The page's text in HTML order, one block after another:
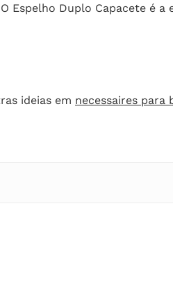
Duplo Capacete é
ideias em necessaires para